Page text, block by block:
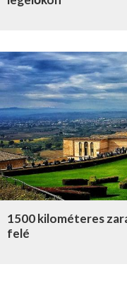
1500 kilométeres
felé